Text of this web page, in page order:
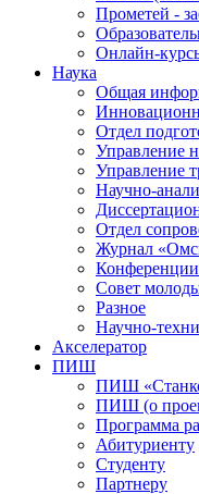
Прометей -
Онлайн-
Наука
Общая
Отдел
Управление
Управление
Научно-
Отдел
Журнал
Совет
Разное
Научно-
Акселератор
ПИШ
ПИШ
ПИШ (о
Программа
Абитуриенту
Студенту
Партнеру